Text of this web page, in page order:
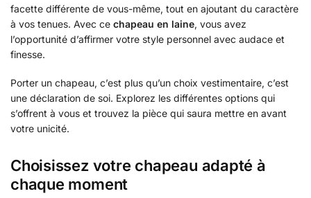
facette différente de vous-même, tout en ajoutant du caractère
à vos tenues. Avec ce chapeau en laine, vous avez
l’opportunité d’affirmer votre style personnel avec audace et
finesse.
Porter un chapeau, c’est plus qu’un choix vestimentaire, c’est
une déclaration de soi. Explorez les différentes options qui
s’offrent à vous et trouvez la pièce qui saura mettre en avant
votre unicité.
Choisissez votre chapeau adapté à
chaque moment